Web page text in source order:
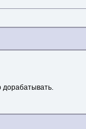
дорабатывать.